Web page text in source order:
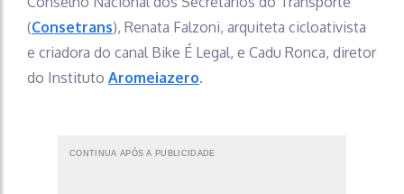
(Consetrans), Renata Falzoni, arquiteta cicloativista
e criadora do canal Bike É Legal, e Cadu Ronca, diretor
do Instituto Aromeiazero.
CONTINUA APÓS A PUBLICIDADE